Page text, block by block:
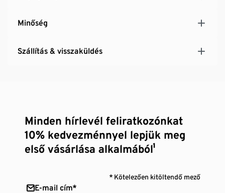
Minőség
Szállítás & visszaküldés
Minden hírlevél feliratkozónkat
10% kedvezménnyel lepjük meg
első vásárlása alkalmából¹
* Kötelezően kitöltendő mező
E-mail cím*